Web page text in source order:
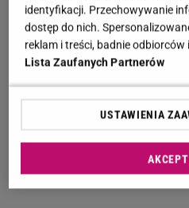
identyfikacji. Przechowywanie
dostęp do nich.
reklam i treści, badnie odbiorców
Lista Zaufanych Partnerów
USTAWIENIA